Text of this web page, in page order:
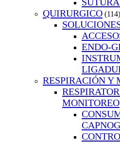
QUIRURGICO (114)
ENDO-
RESPIRACIÓN Y
MONITOREO